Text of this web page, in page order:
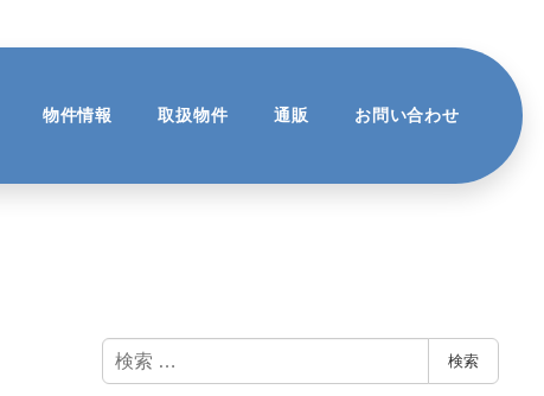
物件情報 取扱物件 通販 お問い合わせ
検
索
検索